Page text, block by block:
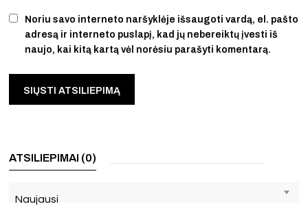
Noriu savo interneto naršyklėje išsaugoti vardą, el. pašto
adresą ir interneto puslapį, kad jų nebereiktų įvesti iš
naujo, kai kitą kartą vėl norėsiu parašyti komentarą.
ATSILIEPIMAI (0)
Naujausi